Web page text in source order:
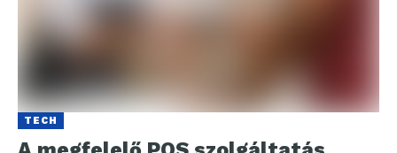
TECH